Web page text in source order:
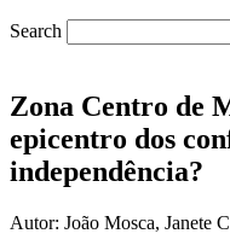
Search
Zona Centro de
epicentro dos
independência?
Autor: João Mosca, Janete